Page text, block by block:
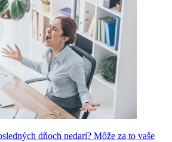
dňoch nedarí? Môže za to vaše